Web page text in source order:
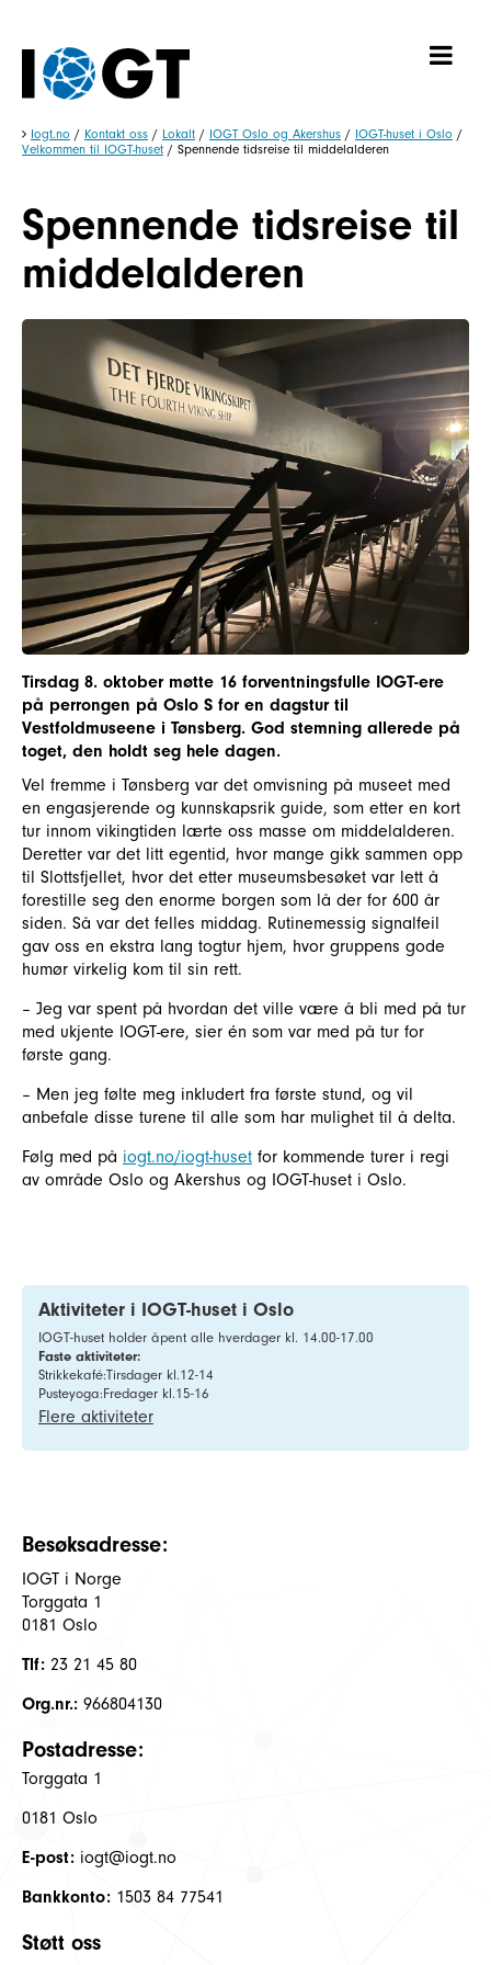
Iogt.no / Kontakt oss / Lokalt / IOGT Oslo og Akershus / IOGT-huset i Oslo /
Velkommen til IOGT-huset / Spennende tidsreise til middelalderen
Spennende tidsreise til
middelalderen
Tirsdag 8. oktober møtte 16 forventningsfulle IOGT-ere
på perrongen på Oslo S for en dagstur til
Vestfoldmuseene i Tønsberg. God stemning allerede på
toget, den holdt seg hele dagen.
Vel fremme i Tønsberg var det omvisning på museet med
en engasjerende og kunnskapsrik guide, som etter en kort
tur innom vikingtiden lærte oss masse om middelalderen.
Deretter var det litt egentid, hvor mange gikk sammen opp
til Slottsfjellet, hvor det etter museumsbesøket var lett å
forestille seg den enorme borgen som lå der for 600 år
siden. Så var det felles middag. Rutinemessig signalfeil
gav oss en ekstra lang togtur hjem, hvor gruppens gode
humør virkelig kom til sin rett.
– Jeg var spent på hvordan det ville være å bli med på tur
med ukjente IOGT-ere, sier én som var med på tur for
første gang.
– Men jeg følte meg inkludert fra første stund, og vil
anbefale disse turene til alle som har mulighet til å delta.
Følg med på iogt.no/iogt-huset for kommende turer i regi
av område Oslo og Akershus og IOGT-huset i Oslo.
Aktiviteter i IOGT-huset i Oslo
IOGT-huset holder åpent alle hverdager kl. 14.00-17.00
Faste aktiviteter:
Strikkekafé:Tirsdager kl.12-14
Pusteyoga:Fredager kl.15-16
Flere aktiviteter
Besøksadresse:
IOGT i Norge
Torggata 1
0181 Oslo
Tlf: 23 21 45 80
Org.nr.: 966804130
Postadresse:
Torggata 1
0181 Oslo
E-post: iogt@iogt.no
Bankkonto: 1503 84 77541
Støtt oss